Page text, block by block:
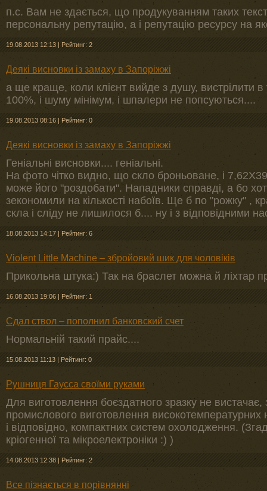
п.с. Вам не здається, що продукуванням таких
персональну репутацію, а і репутацію ресурсу на
19.08.2013 12:13 | Рейтинг: 2
Деякі висновки із замаху в Запоріжжі
а ще краще, коли клієнт вийде з душу, вистрілити
100%, і шуму мінімум, і шпалери не попсуються....
19.08.2013 08:16 | Рейтинг: 0
Деякі висновки із замаху в Запоріжжі
Геніальні висновки.... геніальні.
На фото чітко видно, що скло броньоване, і
може його "роздобати". Нападники справді, а бо
зекономили на кількості набоїв. Ще б по "рожку" ,
скла і сліду не лишилося б.... ну і з відповідними
18.08.2013 14:17 | Рейтинг: 6
Violent Little Machine – збройовий шик для чоловіків
Прикольна штука:) Так на браслет можна й ліхтар
16.08.2013 19:06 | Рейтинг: 1
Сдал ствол – пополнил банковский счет
Нормальній такий прайс....
15.08.2013 11:13 | Рейтинг: 0
Рушниця Гаусса своїми руками
Для виготовлення боєздатного зразку не вистачає,
промислового виготовлення високотемпературних
і відповідно, компактних систем охолодження.
кріогенної та мікроелектроніки :) )
14.08.2013 12:38 | Рейтинг: 2
Все пізнається в порівнянні